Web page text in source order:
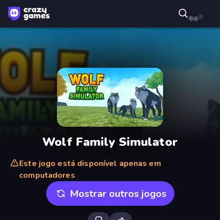
Wolf Family Simulator
Este jogo está disponível apenas em
computadores
Mostrar outros jogos